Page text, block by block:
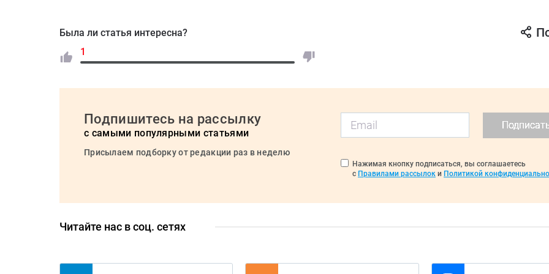
Была ли статья интересна?
1
Подпишитесь на рассылку
с самыми популярными статьями
Присылаем подборку от редакции раз в неделю
Нажимая кнопку подписаться, вы соглашаетесь
с Правилами рассылок и Политикой
Читайте нас в соц. сетях